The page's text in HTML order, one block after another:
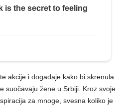
akcije i događaje kako bi skrenula
suočavaju žene u Srbiji. Kroz svoje
za mnoge, svesna koliko je